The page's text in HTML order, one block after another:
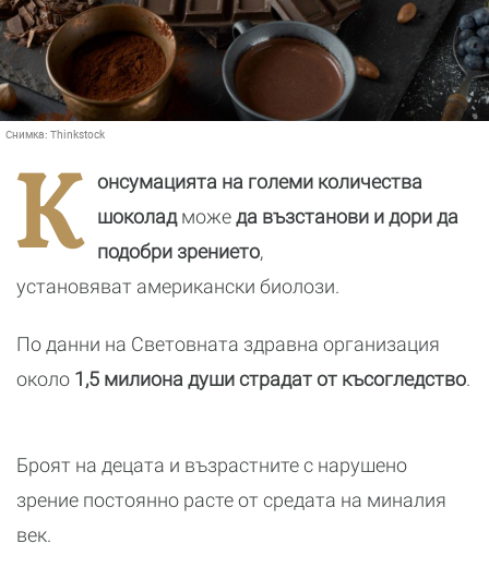
Снимка: Thinkstock
К
онсумацията на големи количества
шоколадможеда възстанови и дори да
подобри зрението,
установяват американски биолози.
По данни на Световната здравна организация
около 1,5 милиона души страдат от късогледство.
Броят на децата и възрастните с нарушено
зрение постоянно расте от средата на миналия
век.